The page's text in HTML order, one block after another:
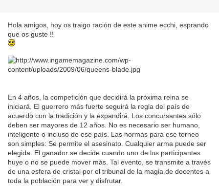
Hola amigos, hoy os traigo ración de este anime ecchi, esprando
que os guste !!
En 4 años, la competición que decidirá la próxima reina se
iniciará. El guerrero más fuerte seguirá la regla del país de
acuerdo con la tradición y la expandirá. Los concursantes sólo
deben ser mayores de 12 años. No es necesario ser humano,
inteligente o incluso de ese país. Las normas para ese torneo
son simples: Se permite el asesinato. Cualquier arma puede ser
elegida. El ganador se decide cuando uno de los participantes
huye o no se puede mover más. Tal evento, se transmite a través
de una esfera de cristal por el tribunal de la magia de docentes a
toda la población para ver y disfrutar.